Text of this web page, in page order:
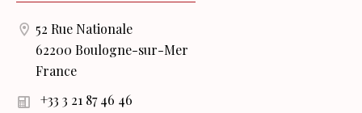
52 Rue Nationale
62200 Boulogne-sur-Mer
France
+33 3 21 87 46 46